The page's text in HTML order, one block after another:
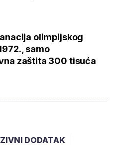
olimpijskog
samo
zaštita 300 tisuća
DODATAK